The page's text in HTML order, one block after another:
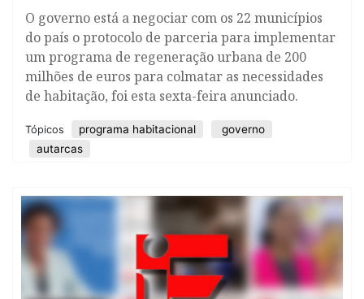
O governo está a negociar com os 22 municípios
do país o protocolo de parceria para implementar
um programa de regeneração urbana de 200
milhões de euros para colmatar as necessidades
de habitação, foi esta sexta-feira anunciado.
Tópicos programa habitacional
governo
autarcas